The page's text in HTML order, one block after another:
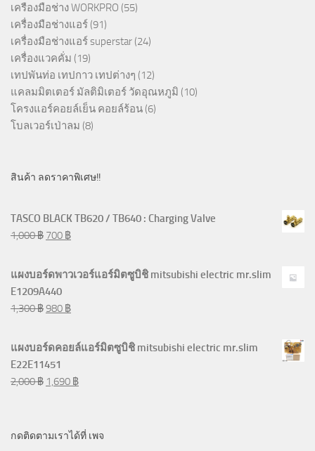
เครืองมือช่าง WORKPRO (55)
เครื่องมือช่างแอร์ (91)
เครื่องมือช่างแอร์ superstar (24)
เครื่องแวคคั่ม (19)
เทปพันท่อ เทปกาว เทปต่างๆ (12)
แคลมมิตเตอร์ มัลติมิเตอร์ วัดอุณหภูมิ (10)
โครงแอร์คอยล์เย็น คอยล์ร้อน (6)
โบลเวอร์เป่าลม (8)
สินค้า ลดราคาพิเศษ!!
TASCO BLACK TB620 / TB640 : Charging Valve
1,000฿ 700 ฿
แผงบอร์ดพาวเวอร์แอร์มิตซูบิชิ mitsubishi electric mr.slim
E1209A440
1,300฿980 ฿
แผงบอร์ดคอยล์แอร์มิตซูบิชิ mitsubishi electric mr.slim
E22E11451
2,000฿ 1,690 ฿
กดติดตามเราได้ที่ เพจ